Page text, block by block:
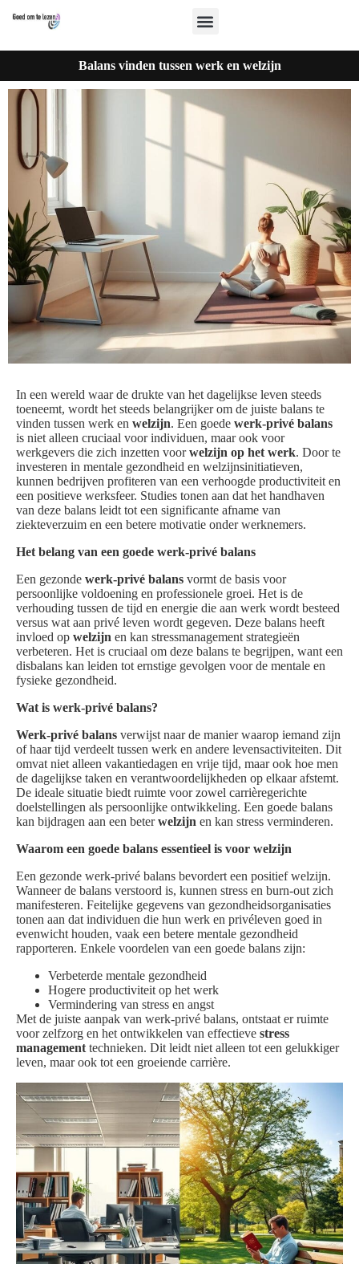
Balans vinden tussen werk en welzijn
In een wereld waar de drukte van het dagelijkse leven steeds
toeneemt, wordt het steeds belangrijker om de juiste balans te
vinden tussen werk en welzijn. Een goede werk-privé balans
is niet alleen cruciaal voor individuen, maar ook voor
werkgevers die zich inzetten voorwelzijn op het werk. Door te
investeren in mentale gezondheid en welzijnsinitiatieven,
kunnen bedrijven profiteren van een verhoogde productiviteit en
een positieve werksfeer. Studies tonen aan dat het handhaven
van deze balans leidt tot een significante afname van
ziekteverzuim en een betere motivatie onder werknemers.
Het belang van een goede werk-privé balans
Een gezonde werk-privé balans vormt de basis voor
persoonlijke voldoening en professionele groei. Het is de
verhouding tussen de tijd en energie die aan werk wordt besteed
versus wat aan privé leven wordt gegeven. Deze balans heeft
invloed op welzijn en kan stressmanagement strategieën
verbeteren. Het is cruciaal om deze balans te begrijpen, want een
disbalans kan leiden tot ernstige gevolgen voor de mentale en
fysieke gezondheid.
Wat is werk-privé balans?
Werk-privé balans verwijst naar de manier waarop iemand zijn
of haar tijd verdeelt tussen werk en andere levensactiviteiten. Dit
omvat niet alleen vakantiedagen en vrije tijd, maar ook hoe men
de dagelijkse taken en verantwoordelijkheden op elkaar afstemt.
De ideale situatie biedt ruimte voor zowel carrièregerichte
doelstellingen als persoonlijke ontwikkeling. Een goede balans
kan bijdragen aan een beterwelzijn en kan stress verminderen.
Waarom een goede balans essentieel is voor welzijn
Een gezonde werk-privé balans bevordert een positief welzijn.
Wanneer de balans verstoord is, kunnen stress en burn-out zich
manifesteren. Feitelijke gegevens van gezondheidsorganisaties
tonen aan dat individuen die hun werk en privéleven goed in
evenwicht houden, vaak een betere mentale gezondheid
rapporteren. Enkele voordelen van een goede balans zijn:
Verbeterde mentale gezondheid
Hogere productiviteit op het werk
Vermindering van stress en angst
Met de juiste aanpak van werk-privé balans, ontstaat er ruimte
voor zelfzorg en het ontwikkelen van effectieve stress
management technieken. Dit leidt niet alleen tot een gelukkiger
leven, maar ook tot een groeiende carrière.